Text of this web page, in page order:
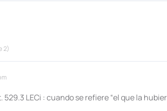
2)
529.3 LECi : cuando se refiere “el que la